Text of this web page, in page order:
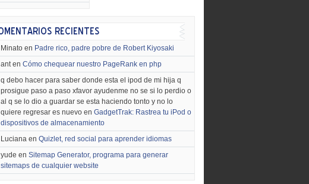
Minato en Padre rico, padre pobre de Robert Kiyosaki
ant en Cómo chequear nuestro PageRank en php
q debo hacer para saber donde esta el ipod de mi hija q
prosigue paso a paso xfavor ayudenme no se si lo perdio o
al q se lo dio a guardar se esta haciendo tonto y no lo
quiere regresar es nuevo en GadgetTrak: Rastrea tu iPod o
dispositivos de almacenamiento
Luciana en Quizlet, red social para aprender idiomas
yude en Sitemap Generator, programa para generar
sitemaps de cualquier website